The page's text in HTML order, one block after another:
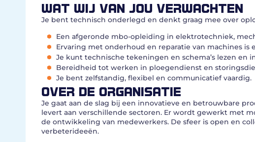
WAT WIJ VAN JOU VERWACHTEN
Je bent technisch onderlegd en denkt graag mee over
Een afgeronde mbo-opleiding in elektrotechniek,
Ervaring met onderhoud en reparatie van machines is
Je kunt technische tekeningen en schema’s lezen en
Bereidheid tot werken in ploegendienst en
Je bent zelfstandig, flexibel en communicatief vaardig.
OVER DE ORGANISATIE
Je gaat aan de slag bij een innovatieve en betrouwbare
levert aan verschillende sectoren. Er wordt gewerkt met
de ontwikkeling van medewerkers. De sfeer is open en
verbeterideeën.